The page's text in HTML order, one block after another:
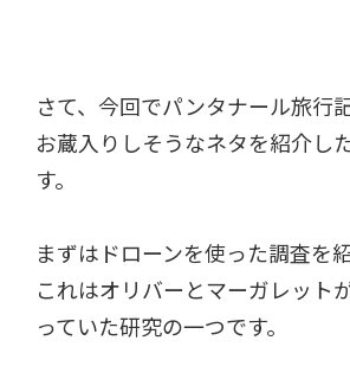
さて、今回でパンタナール旅行
お蔵入りしそうなネタを紹介し
す。
まずはドローンを使った調査を
これはオリバーとマーガレット
っていた研究の一つです。